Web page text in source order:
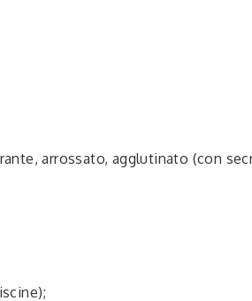
arrossato, agglutinato (con